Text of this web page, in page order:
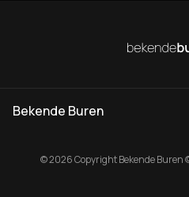
Bekende Buren
© 2026 Copyright Bekende Buren